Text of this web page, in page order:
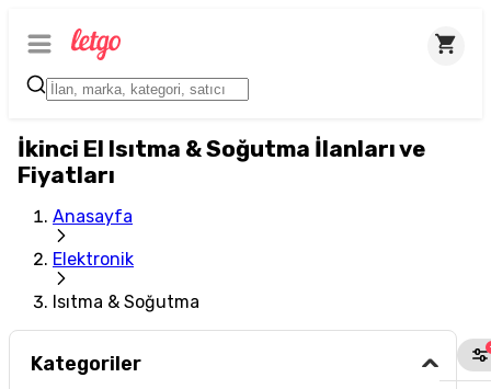
İkinci El Isıtma & Soğutma İlanları ve
Fiyatları
Anasayfa
Elektronik
Isıtma & Soğutma
Kategoriler